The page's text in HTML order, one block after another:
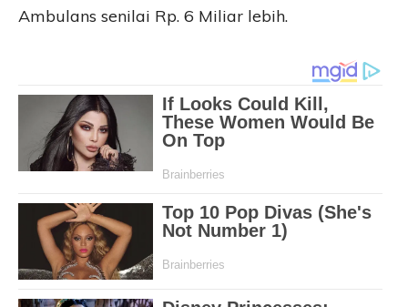
Ambulans senilai Rp. 6 Miliar lebih.